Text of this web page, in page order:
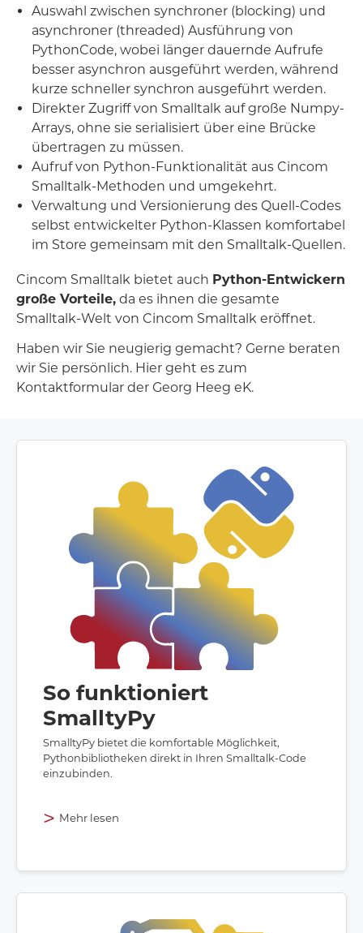
Auswahl zwischen synchroner (blocking) und
asynchroner (threaded) Ausführung von
PythonCode, wobei länger dauernde Aufrufe
besser asynchron ausgeführt werden, während
kurze schneller synchron ausgeführt werden.
Direkter Zugriff von Smalltalk auf große Numpy-
Arrays, ohne sie serialisiert über eine Brücke
übertragen zu müssen.
Aufruf von Python-Funktionalität aus Cincom
Smalltalk-Methoden und umgekehrt.
Verwaltung und Versionierung des Quell-Codes
selbst entwickelter Python-Klassen komfortabel
im Store gemeinsam mit den Smalltalk-Quellen.
Cincom Smalltalk bietet auch Python-Entwickern
große Vorteile, da es ihnen die gesamte
Smalltalk-Welt von Cincom Smalltalk eröffnet.
Haben wir Sie neugierig gemacht? Gerne beraten
wir Sie persönlich. Hier geht es zum
Kontaktformular der Georg Heeg eK.
So funktioniert
SmalltyPy
SmalltyPy bietet die komfortable Möglichkeit,
Pythonbibliotheken direkt in Ihren Smalltalk-Code
einzubinden.
> Mehr lesen